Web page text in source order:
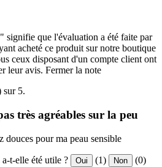
signifie que l'évaluation a été faite par
acheté ce produit sur notre boutique
ceux disposant d'un compte client ont
leur avis. Fermer la note
sur 5.
très agréables sur la peu
douces pour ma peau sensible
t-elle été utile ? Oui (1) Non (0)